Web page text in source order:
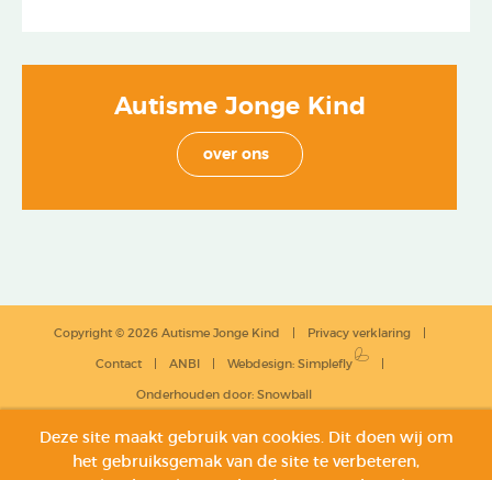
Autisme Jonge Kind
over ons
Copyright © 2026 Autisme Jonge Kind Privacy verklaring
Contact ANBI Webdesign: Simplefly
Onderhouden door: Snowball
Deze site maakt gebruik van cookies. Dit doen wij om
het gebruiksgemak van de site te verbeteren,